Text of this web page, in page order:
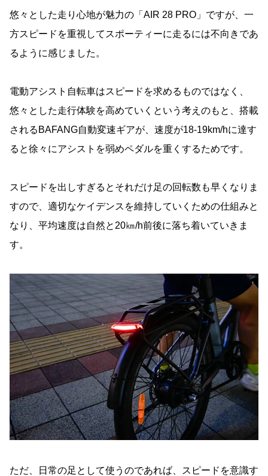
悠々とした走り心地が魅力の「AIR 28 PRO」ですが、一
方スピードを重視してスポーティーに走るには不向きであ
るように感じました。
電動アシスト自転車はスピードを求めるものではなく、
悠々とした走行体験を高めていくという考えのもと、搭載
されるBAFANG自動変速ギアが、速度が18-19km/hに達す
ると徐々にアシストを弱めペダルを重くするためです。
スピードを出しすぎるとそれだけ足の回転数も早くなりま
すので、適切なケイデンスを維持していくための仕組みと
なり、平均速度は自然と20㎞/h前後に落ち着いていきま
す。
ただ、日常の足として使うのであれば、スピードを意識す